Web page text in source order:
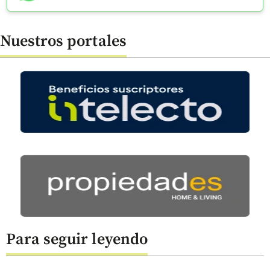
Nuestros portales
Para seguir leyendo